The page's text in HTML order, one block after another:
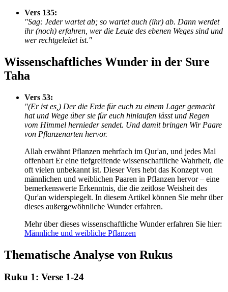
Vers 135:
"Sag: Jeder wartet ab; so wartet auch (ihr) ab. Dann werdet
ihr (noch) erfahren, wer die Leute des ebenen Weges sind und
wer rechtgeleitet ist."
Wissenschaftliches Wunder in der Sure
Taha
Vers 53:
"(Er ist es,) Der die Erde für euch zu einem Lager gemacht
hat und Wege über sie für euch hinlaufen lässt und Regen
vom Himmel hernieder sendet. Und damit bringen Wir Paare
von Pflanzenarten hervor.
Allah erwähnt Pflanzen mehrfach im Qur'an, und jedes Mal
offenbart Er eine tiefgreifende wissenschaftliche Wahrheit, die
oft vielen unbekannt ist. Dieser Vers hebt das Konzept von
männlichen und weiblichen Paaren in Pflanzen hervor – eine
bemerkenswerte Erkenntnis, die die zeitlose Weisheit des
Qur'an widerspiegelt. In diesem Artikel können Sie mehr über
dieses außergewöhnliche Wunder erfahren.
Mehr über dieses wissenschaftliche Wunder erfahren Sie hier:
Männliche und weibliche Pflanzen
Thematische Analyse von Rukus
Ruku 1: Verse 1-24